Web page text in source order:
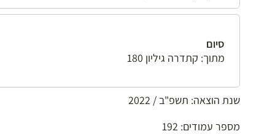
סיום
מתוך: קתדרה גיליון 180
שנת הוצאה: תשפ"ב / 2022
מספר עמודים: 192